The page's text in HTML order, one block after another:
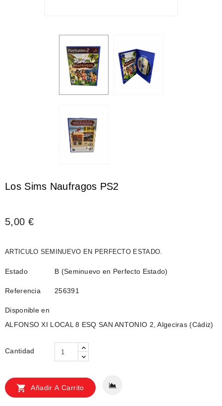
Los Sims Naufragos PS2
5,00 €
ARTICULO SEMINUEVO EN PERFECTO ESTADO.
Estado B (Seminuevo en Perfecto Estado)
Referencia 256391
Disponible en
ALFONSO XI LOCAL 8 ESQ SAN ANTONIO 2, Algeciras (Cádiz)
Cantidad
 Añadir A Carrito